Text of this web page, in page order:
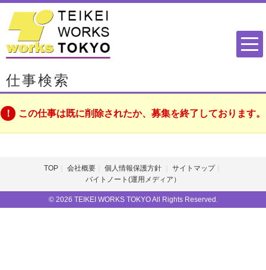
仕事検索
この仕事は既に削除されたか、募集を終了しております。
TOP 会社概要 個人情報保護方針
サイトマップ
バイトノート(運用メディア）
© 2026 TEIKEI WORKS TOKYO All Rights Reserved.